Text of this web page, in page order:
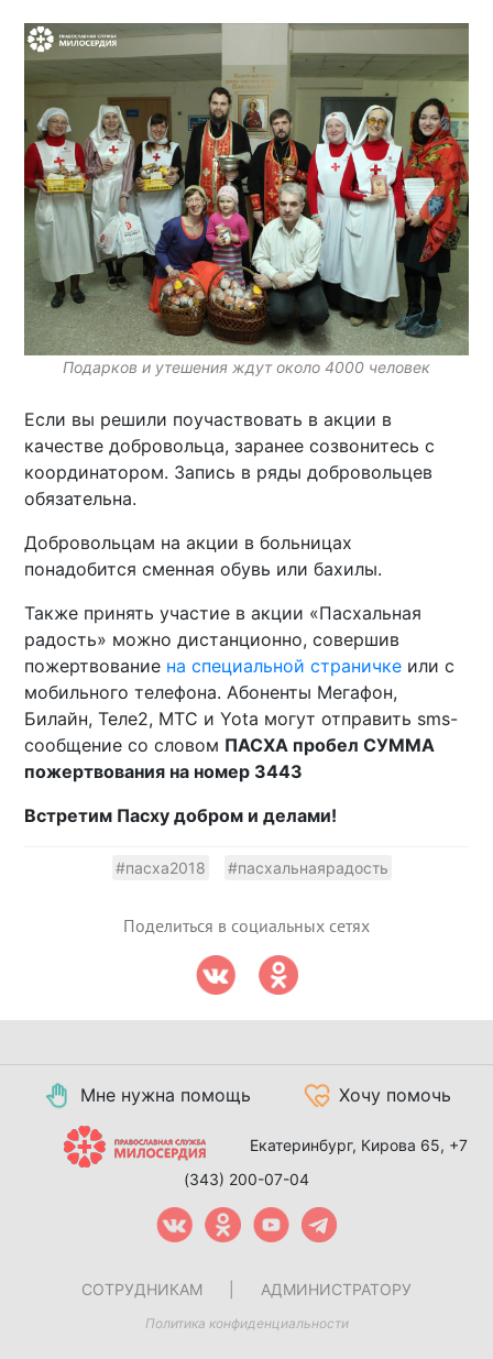
Подарков и утешения ждут около 4000 человек
Если вы решили поучаствовать в акции в
качестве добровольца, заранее созвонитесь с
координатором. Запись в ряды добровольцев
обязательна.
Добровольцам на акции в больницах
понадобится сменная обувь или бахилы.
Также принять участие в акции «Пасхальная
радость» можно дистанционно, совершив
пожертвование на специальной страничке или с
мобильного телефона. Абоненты Мегафон,
Билайн, Теле2, МТС и Yota могут отправить sms-
сообщение со словом ПАСХА пробел СУММА
пожертвования на номер 3443
Встретим Пасху добром и делами!
#пасха2018 #пасхальнаярадость
Поделиться в социальных сетях
Мне нужна помощь Хочу помочь
Екатеринбург, Кирова 65, +7
(343) 200-07-04
СОТРУДНИКАМ АДМИНИСТРАТОРУ
Политика конфиденциальности